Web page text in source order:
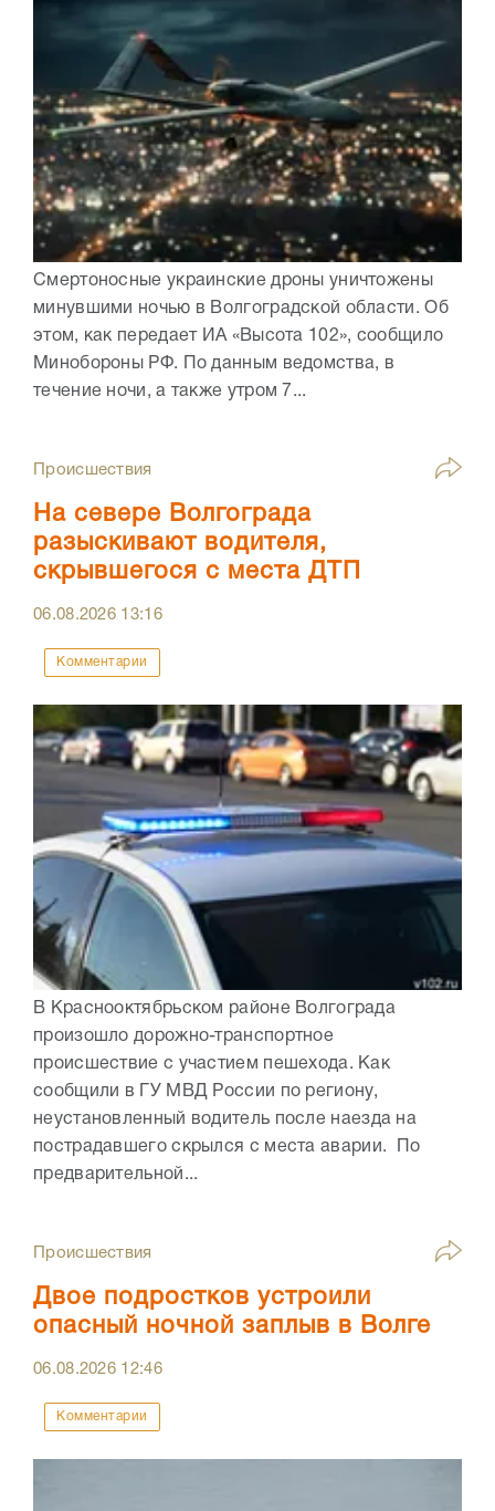
Смертоносные украинские дроны уничтожены
минувшими ночью в Волгоградской области. Об
этом, как передает ИА «Высота 102», сообщило
Минобороны РФ. По данным ведомства, в
течение ночи, а также утром 7...
Происшествия
На севере Волгограда
разыскивают водителя,
скрывшегося с места ДТП
06.08.2026 13:16
Комментарии
В Краснооктябрьском районе Волгограда
произошло дорожно-транспортное
происшествие с участием пешехода. Как
сообщили в ГУ МВД России по региону,
неустановленный водитель после наезда на
пострадавшего скрылся с места аварии. По
предварительной...
Происшествия
Двое подростков устроили
опасный ночной заплыв в Волге
06.08.2026 12:46
Комментарии